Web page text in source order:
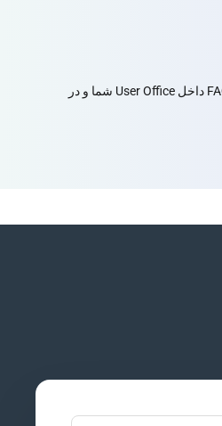
User Office شما و در